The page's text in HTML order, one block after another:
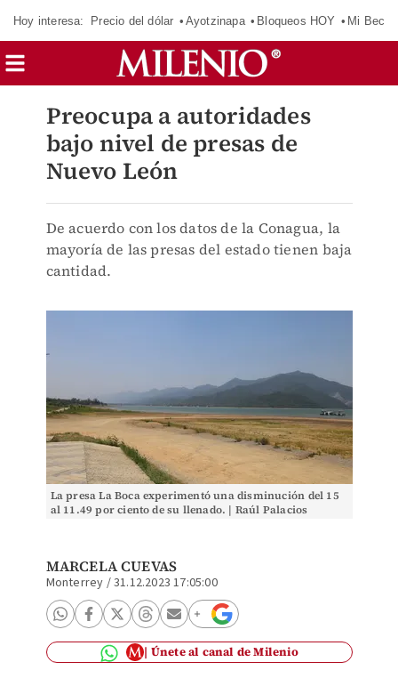
Hoy interesa: Precio del dólar Ayotzinapa Bloqueos HOY Mi Beca
Preocupa a autoridades
bajo nivel de presas de
Nuevo León
De acuerdo con los datos de la Conagua, la
mayoría de las presas del estado tienen baja
cantidad.
La presa La Boca experimentó una disminución del 15
al 11.49 por ciento de su llenado. | Raúl Palacios
MARCELA CUEVAS
Monterrey /31.12.2023 17:05:00
Únete al canal de Milenio